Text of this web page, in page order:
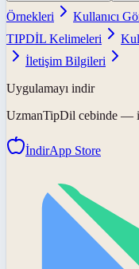
Örnekleri
Kullanıcı
TIPDİL Kelimeleri
İletişim Bilgileri
Uygulamayı indir
UzmanTipDil cebinde —
İndirApp Store